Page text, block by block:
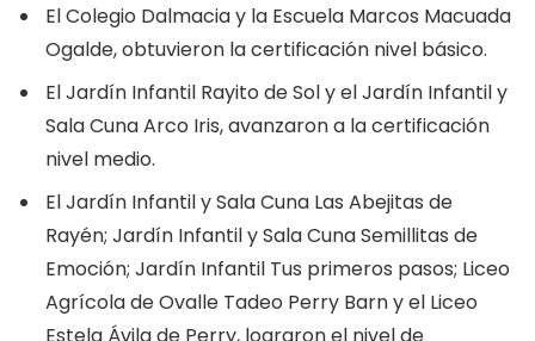
El Colegio Dalmacia y la Escuela Marcos Macuada
Ogalde, obtuvieron la certificación nivel básico.
El Jardín Infantil Rayito de Sol y el Jardín Infantil y
Sala Cuna Arco Iris, avanzaron a la certificación
nivel medio.
El Jardín Infantil y Sala Cuna Las Abejitas de
Rayén; Jardín Infantil y Sala Cuna Semillitas de
Emoción; Jardín Infantil Tus primeros pasos; Liceo
Agrícola de Ovalle Tadeo Perry Barn y el Liceo
Estela Ávila de Perry, lograron el nivel de